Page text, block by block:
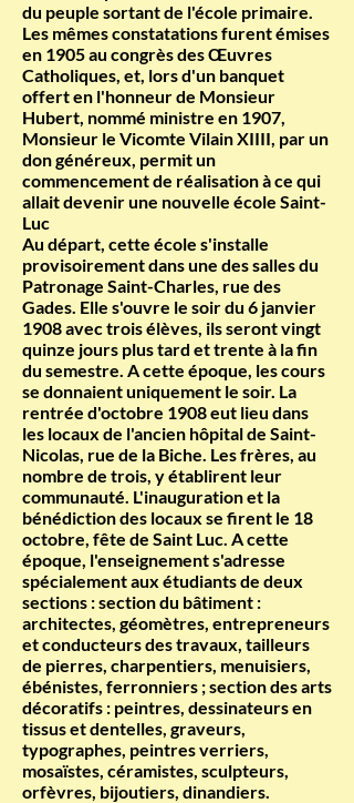
du peuple sortant de l'école primaire.
Les mêmes constatations furent émises
en 1905 au congrès des Œuvres
Catholiques, et, lors d'un banquet
offert en l'honneur de Monsieur
Hubert, nommé ministre en 1907,
Monsieur le Vicomte Vilain XIIII, par un
don généreux, permit un
commencement de réalisation à ce qui
allait devenir une nouvelle école Saint-
Luc
Au départ, cette école s'installe
provisoirement dans une des salles du
Patronage Saint-Charles, rue des
Gades. Elle s'ouvre le soir du 6 janvier
1908 avec trois élèves, ils seront vingt
quinze jours plus tard et trente à la fin
du semestre. A cette époque, les cours
se donnaient uniquement le soir. La
rentrée d'octobre 1908 eut lieu dans
les locaux de l'ancien hôpital de Saint-
Nicolas, rue de la Biche. Les frères, au
nombre de trois, y établirent leur
communauté. L'inauguration et la
bénédiction des locaux se firent le 18
octobre, fête de Saint Luc. A cette
époque, l'enseignement s'adresse
spécialement aux étudiants de deux
sections : section du bâtiment :
architectes, géomètres, entrepreneurs
et conducteurs des travaux, tailleurs
de pierres, charpentiers, menuisiers,
ébénistes, ferronniers ; section des arts
décoratifs : peintres, dessinateurs en
tissus et dentelles, graveurs,
typographes, peintres verriers,
mosaïstes, céramistes, sculpteurs,
orfèvres, bijoutiers, dinandiers.